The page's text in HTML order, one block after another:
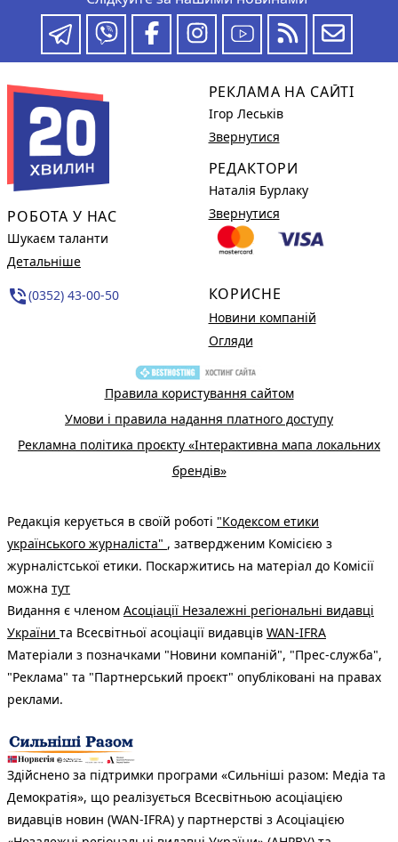
РОБОТА У НАС
Шукаєм таланти
Детальніше
phone_in_talk(0352) 43-00-50
РЕКЛАМА НА САЙТІ
Ігор Леськів
Звернутися
РЕДАКТОРИ
Наталія Бурлаку
Звернутися
КОРИСНЕ
Новини компаній
Огляди
Правила користування сайтом
Умови і правила надання платного доступу
Рекламна політика проєкту «Інтерактивна мапа локальних
брендів»
Редакція керується в своїй роботі "Кодексом етики
українського журналіста" , затвердженим Комісією з
журналістської етики. Поскаржитись на матеріал до Комісії
можна тут
Видання є членом Асоціації Незалежні регіональні видавці
України та Всесвітньої асоціації видавців WAN-IFRA
Матеріали з позначками "Новини компаній", "Прес-служба",
"Реклама" та "Партнерський проєкт" опубліковані на правах
реклами.
Здійснено за підтримки програми «Сильніші разом: Медіа та
Демократія», що реалізується Всесвітньою асоціацією
видавців новин (WAN-IFRA) у партнерстві з Асоціацією